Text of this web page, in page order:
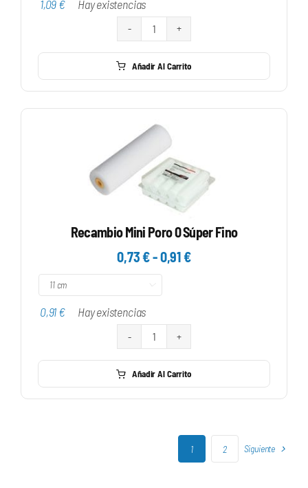
1,09 €
1,09€ Hay existencias
Varilla
Ø6
Con
cantidad
Añadir Al Carrito
Recambio Mini Poro 0 Súper Fino
0,73€-0,91€Rango
0,73 €
0,91€ Hay existencias
Recambio
Mini
Poro
0
Añadir Al Carrito
1 2 Siguiente